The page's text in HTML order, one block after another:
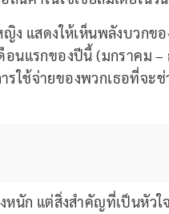
แสดงให้เห็นพลังบวกข
ดือนแรกของปีนี้ (มกราคม
ใช้จ่ายของพวกเธอที่จะ
หนัก แต่สิ่งสำคัญที่เป็นหัว